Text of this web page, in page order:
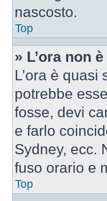
nascosto.
Top
» L’ora non
L’ora è
potrebbe
fosse, devi
e farlo
Sydney, ecc.
fuso orario e
Top